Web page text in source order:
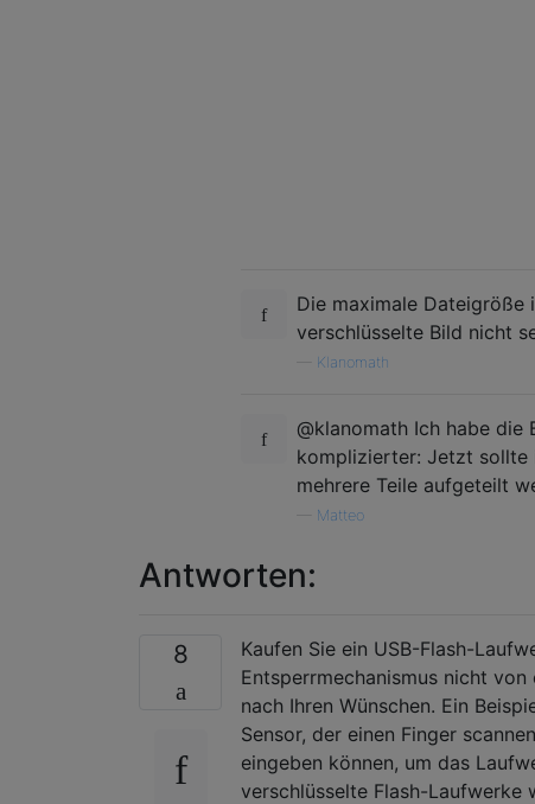
Die maximale Dateigröße
verschlüsselte Bild nicht
Klanomath
@klanomath Ich habe die
komplizierter: Jetzt sollte
mehrere Teile aufgeteilt
Matteo
Antworten:
8
Kaufen Sie ein USB-Flash-
Entsperrmechanismus nicht
nach Ihren Wünschen. Ein
Sensor, der einen Finger
eingeben können, um das
verschlüsselte Flash-Laufwerke